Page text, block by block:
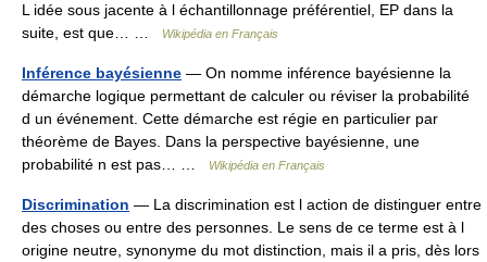
L idée sous jacente à l échantillonnage préférentiel, EP dans la
suite, est que… …
Wikipédia en Français
Inférence bayésienne — On nomme inférence bayésienne la
démarche logique permettant de calculer ou réviser la probabilité
d un événement. Cette démarche est régie en particulier par
théorème de Bayes. Dans la perspective bayésienne, une
probabilité n est pas… …
Wikipédia en Français
Discrimination — La discrimination est l action de distinguer entre
des choses ou entre des personnes. Le sens de ce terme est à l
origine neutre, synonyme du mot distinction, mais il a pris, dès lors